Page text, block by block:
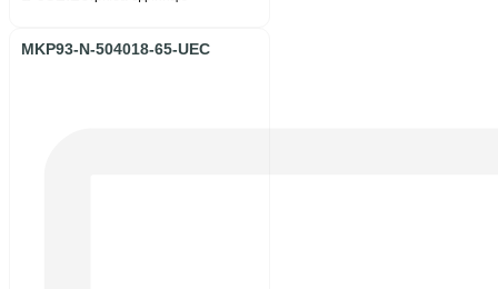
MKP93-N-504018-65-UEC